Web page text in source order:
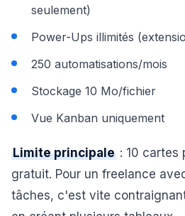
seulement)
Power-Ups illimités
250 automatisations/mois
Stockage 10 Mo/fichier
Vue Kanban uniquement
Limite principale : 10 cartes
gratuit. Pour un freelance
tâches, c'est vite